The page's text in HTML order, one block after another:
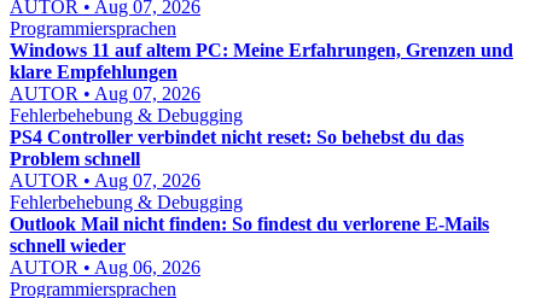
AUTOR • Aug 07, 2026
Programmiersprachen
Windows 11 auf altem PC: Meine Erfahrungen, Grenzen und
klare Empfehlungen
AUTOR • Aug 07, 2026
Fehlerbehebung & Debugging
PS4 Controller verbindet nicht reset: So behebst du das
Problem schnell
AUTOR • Aug 07, 2026
Fehlerbehebung & Debugging
Outlook Mail nicht finden: So findest du verlorene E-Mails
schnell wieder
AUTOR • Aug 06, 2026
Programmiersprachen